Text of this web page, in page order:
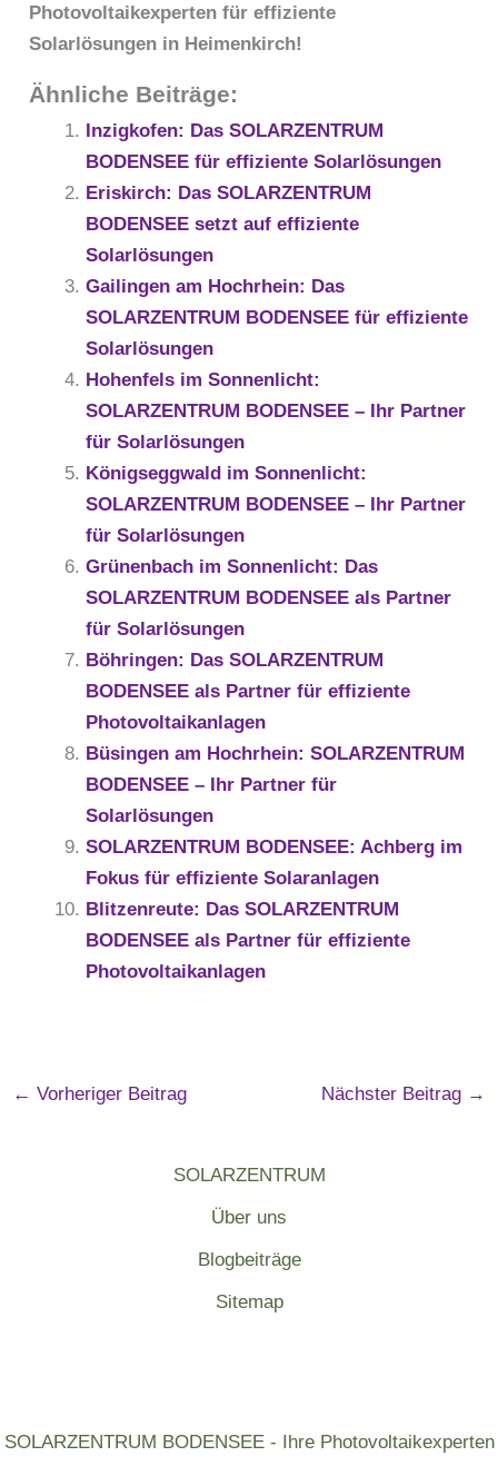
Photovoltaikexperten für effiziente
Solarlösungen in Heimenkirch!
Ähnliche Beiträge:
Inzigkofen: Das SOLARZENTRUM
BODENSEE für effiziente Solarlösungen
Eriskirch: Das SOLARZENTRUM
BODENSEE setzt auf effiziente
Solarlösungen
Gailingen am Hochrhein: Das
SOLARZENTRUM BODENSEE für effiziente
Solarlösungen
Hohenfels im Sonnenlicht:
SOLARZENTRUM BODENSEE – Ihr Partner
für Solarlösungen
Königseggwald im Sonnenlicht:
SOLARZENTRUM BODENSEE – Ihr Partner
für Solarlösungen
Grünenbach im Sonnenlicht: Das
SOLARZENTRUM BODENSEE als Partner
für Solarlösungen
Böhringen: Das SOLARZENTRUM
BODENSEE als Partner für effiziente
Photovoltaikanlagen
Büsingen am Hochrhein: SOLARZENTRUM
BODENSEE – Ihr Partner für
Solarlösungen
SOLARZENTRUM BODENSEE: Achberg im
Fokus für effiziente Solaranlagen
Blitzenreute: Das SOLARZENTRUM
BODENSEE als Partner für effiziente
Photovoltaikanlagen
← Vorheriger Beitrag Nächster Beitrag →
SOLARZENTRUM
Über uns
Blogbeiträge
Sitemap
SOLARZENTRUM BODENSEE - Ihre Photovoltaikexperten